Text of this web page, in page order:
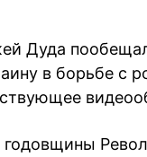
Дуда
в борьбе с